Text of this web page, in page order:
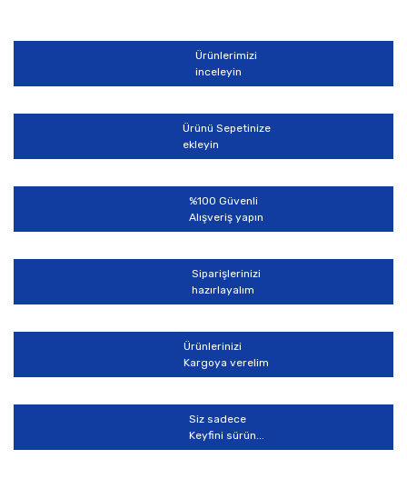
Yorum Yaz
Görüş ve önerileriniz için teşekkür ederiz.
Ürün resmi kalitesiz, bozuk veya görüntülenemiyor.
Ürün açıklamasında eksik bilgiler bulunuyor.
Ürün bilgilerinde hatalar bulunuyor.
Ürün fiyatı diğer sitelerden daha pahalı.
Bu ürüne benzer farklı alternatifler olmalı.
Gönder
Ürünlerimizi
inceleyin
Ürünü Sepetinize
ekleyin
%100 Güvenli
Alışveriş yapın
Siparişlerinizi
hazırlayalım
Ürünlerinizi
Kargoya verelim
Siz sadece
Keyfini sürün...